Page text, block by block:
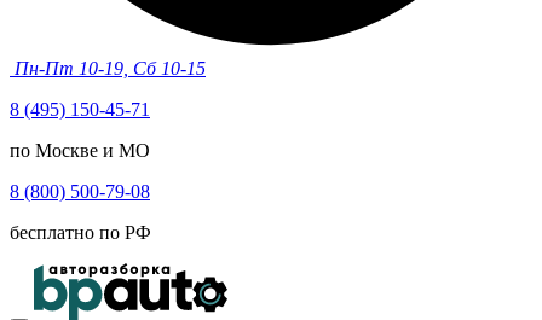
Пн-Пт 10-19, Сб 10-15
8 (495) 150-45-71
по Москве и МО
8 (800) 500-79-08
бесплатно по РФ